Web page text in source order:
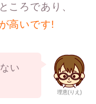
ころであり、
高いです!
理恵(りえ)
い